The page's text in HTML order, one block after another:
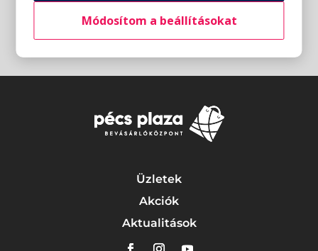
Üzletek
Akciók
Aktualitások
Módosítom a beállításokat